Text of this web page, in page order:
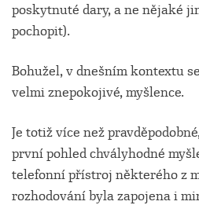
poskytnuté dary, a ne nějaké
pochopit).
Bohužel, v dnešním kontextu
velmi znepokojivé, myšlence.
Je totiž více než
první pohled chvályhodné
telefonní přístroj některého z
rozhodování byla zapojena i